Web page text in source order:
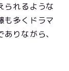
られるような
も多くドラマ
りながら、